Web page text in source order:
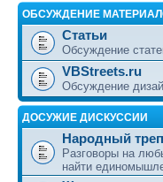
ОБСУЖДЕНИЕ
Статьи
Обсуждение
VBStreets.ru
Обсуждение
ДОСУЖИЕ ДИСКУССИИ
Народный треп
Разговоры на
найти